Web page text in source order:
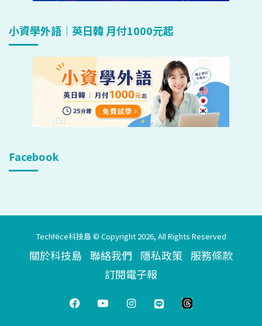
小資學外語｜英日韓 月付1000元起
Facebook
TechNice科技島 © Copyright 2026, All Rights Reserved
關於科技島 聯絡我們 隱私政策 服務條款
訂閱電子報